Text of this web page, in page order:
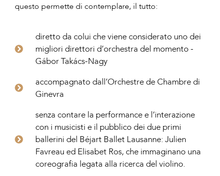
questo permette di contemplare, il tutto:
diretto da colui che viene considerato uno dei
migliori direttori d’orchestra del momento -
Gábor Takács-Nagy
accompagnato dall’Orchestre de Chambre di
Ginevra
senza contare la performance e l’interazione
con i musicisti e il pubblico dei due primi
ballerini del Béjart Ballet Lausanne: Julien
Favreau ed Elisabet Ros, che immaginano una
coreografia legata alla ricerca del violino.